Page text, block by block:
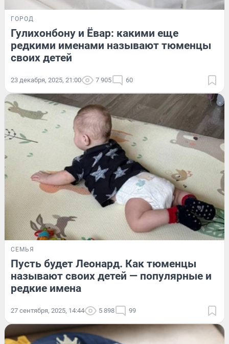
ГОРОД
Гулихонбону и Ёвар: какими еще
редкими именами называют тюменцы
своих детей
23 декабря, 2025, 21:00 7 905 60
СЕМЬЯ
Пусть будет Леонард. Как тюменцы
называют своих детей — популярные и
редкие имена
27 сентября, 2025, 14:44 5 898 99